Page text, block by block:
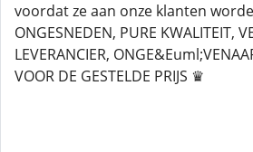
voordat ze aan onze klanten
ONGESNEDEN, PURE KWALITEIT,
LEVERANCIER,
VOOR DE GESTELDE PRIJS ♛